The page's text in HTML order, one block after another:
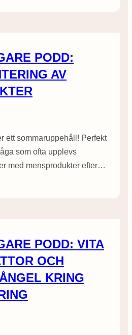
PODD:
AV
ett sommaruppehåll! Perfekt
som ofta upplevs
med mensprodukter efter…
PODD: VITA
OCH
KRING